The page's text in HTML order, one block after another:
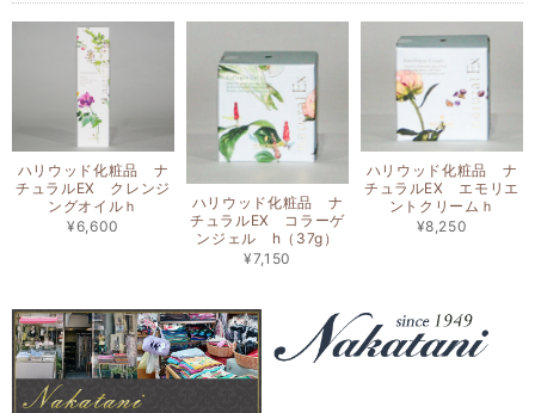
ハリウッド化粧品 ナ
チュラルEX クレンジ
ングオイルｈ
¥6,600
ハリウッド化粧品 ナ
チュラルEX コラーゲ
ンジェル h（37g）
¥7,150
ハリウッド化粧品 ナ
チュラルEX エモリエ
ントクリームｈ
¥8,250